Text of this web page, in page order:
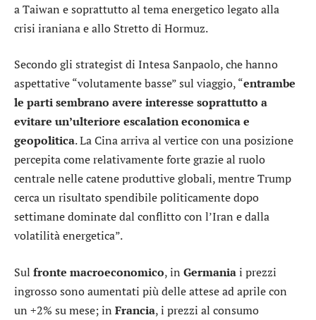
a Taiwan e soprattutto al tema energetico legato alla
crisi iraniana e allo Stretto di Hormuz.
Secondo gli strategist di Intesa Sanpaolo, che hanno
aspettative “volutamente basse” sul viaggio, “entrambe
le parti sembrano avere interesse soprattutto a
evitare un’ulteriore escalation economica e
geopolitica. La Cina arriva al vertice con una posizione
percepita come relativamente forte grazie al ruolo
centrale nelle catene produttive globali, mentre Trump
cerca un risultato spendibile politicamente dopo
settimane dominate dal conflitto con l’Iran e dalla
volatilità energetica”.
Sul fronte macroeconomico, in Germaniai prezzi
ingrosso sono aumentati più delle attese ad aprile con
un +2% su mese; in Francia, i prezzi al consumo